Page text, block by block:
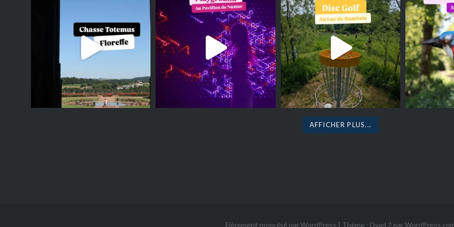
AFFICHER PLUS...
Fièrement propulsé par WordPress | Thème : Dyad 2 par